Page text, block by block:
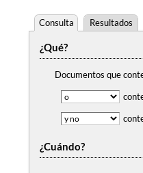
Consulta Resultados
¿Qué?
Documentos que
¿Cuándo?